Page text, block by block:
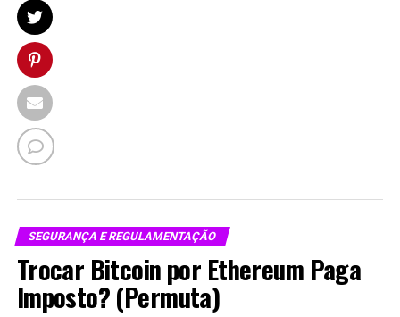
SEGURANÇA E REGULAMENTAÇÃO
Trocar Bitcoin por Ethereum Paga
Imposto? (Permuta)